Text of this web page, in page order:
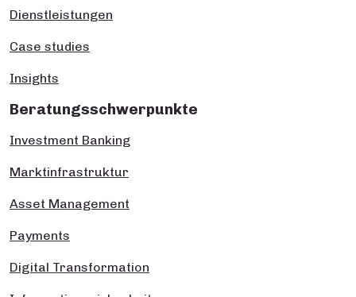
Dienstleistungen
Case studies
Insights
Beratungsschwerpunkte
Investment Banking
Marktinfrastruktur
Asset Management
Payments
Digital Transformation